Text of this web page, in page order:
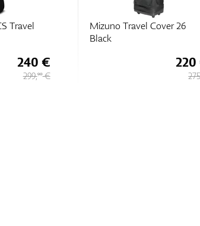
Travel
240 €
299,90€
Mizuno Travel Cover 26
Black